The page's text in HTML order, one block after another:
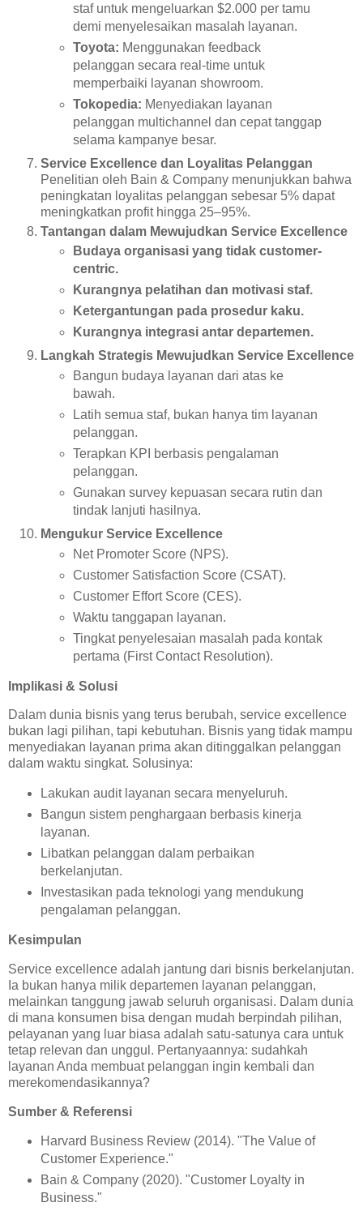
staf untuk mengeluarkan $2.000 per tamu
demi menyelesaikan masalah layanan.
Toyota: Menggunakan feedback
pelanggan secara real-time untuk
memperbaiki layanan showroom.
Tokopedia: Menyediakan layanan
pelanggan multichannel dan cepat tanggap
selama kampanye besar.
Service Excellence dan Loyalitas Pelanggan
Penelitian oleh Bain & Company menunjukkan bahwa
peningkatan loyalitas pelanggan sebesar 5% dapat
meningkatkan profit hingga 25–95%.
Tantangan dalam Mewujudkan Service Excellence
Budaya organisasi yang tidak customer-
centric.
Kurangnya pelatihan dan motivasi staf.
Ketergantungan pada prosedur kaku.
Kurangnya integrasi antar departemen.
Langkah Strategis Mewujudkan Service Excellence
Bangun budaya layanan dari atas ke
bawah.
Latih semua staf, bukan hanya tim layanan
pelanggan.
Terapkan KPI berbasis pengalaman
pelanggan.
Gunakan survey kepuasan secara rutin dan
tindak lanjuti hasilnya.
Mengukur Service Excellence
Net Promoter Score (NPS).
Customer Satisfaction Score (CSAT).
Customer Effort Score (CES).
Waktu tanggapan layanan.
Tingkat penyelesaian masalah pada kontak
pertama (First Contact Resolution).
Implikasi & Solusi
Dalam dunia bisnis yang terus berubah, service excellence
bukan lagi pilihan, tapi kebutuhan. Bisnis yang tidak mampu
menyediakan layanan prima akan ditinggalkan pelanggan
dalam waktu singkat. Solusinya:
Lakukan audit layanan secara menyeluruh.
Bangun sistem penghargaan berbasis kinerja
layanan.
Libatkan pelanggan dalam perbaikan
berkelanjutan.
Investasikan pada teknologi yang mendukung
pengalaman pelanggan.
Kesimpulan
Service excellence adalah jantung dari bisnis berkelanjutan.
Ia bukan hanya milik departemen layanan pelanggan,
melainkan tanggung jawab seluruh organisasi. Dalam dunia
di mana konsumen bisa dengan mudah berpindah pilihan,
pelayanan yang luar biasa adalah satu-satunya cara untuk
tetap relevan dan unggul. Pertanyaannya: sudahkah
layanan Anda membuat pelanggan ingin kembali dan
merekomendasikannya?
Sumber & Referensi
Harvard Business Review (2014). "The Value of
Customer Experience."
Bain & Company (2020). "Customer Loyalty in
Business."